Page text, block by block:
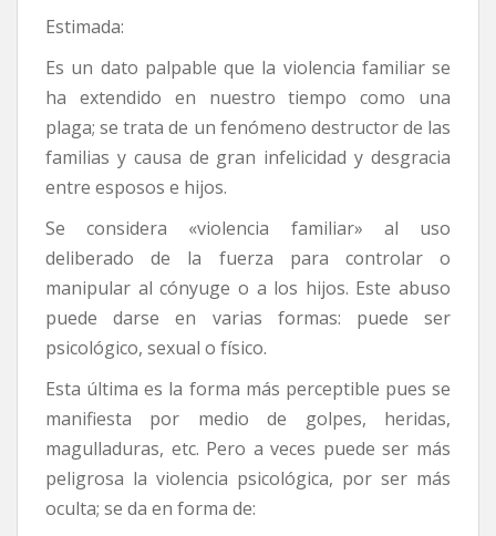
Estimada:
Es un dato palpable que la violencia familiar se
ha extendido en nuestro tiempo como una
plaga; se trata de un fenómeno destructor de las
familias y causa de gran infelicidad y desgracia
entre esposos e hijos.
Se considera «violencia familiar» al uso
deliberado de la fuerza para controlar o
manipular al cónyuge o a los hijos. Este abuso
puede darse en varias formas: puede ser
psicológico, sexual o físico.
Esta última es la forma más perceptible pues se
manifiesta por medio de golpes, heridas,
magulladuras, etc. Pero a veces puede ser más
peligrosa la violencia psicológica, por ser más
oculta; se da en forma de: